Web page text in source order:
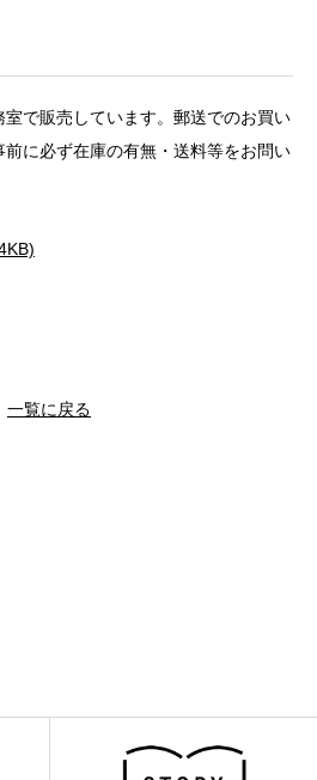
で販売しています。郵送でのお買い
に必ず在庫の有無・送料等をお問い
一覧に戻る